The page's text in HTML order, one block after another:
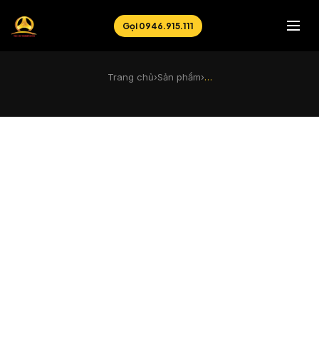
Gọi 0946.915.111
Trang chủ›Sản phẩm›…